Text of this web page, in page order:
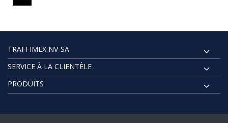
TRAFFIMEX NV-SA
SERVICE À LA CLIENTÈLE
PRODUITS